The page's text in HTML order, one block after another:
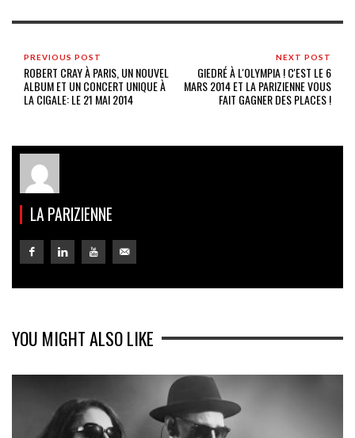
PREVIOUS POST
ROBERT CRAY À PARIS, UN NOUVEL
ALBUM ET UN CONCERT UNIQUE À
LA CIGALE: LE 21 MAI 2014
NEXT POST
GIEDRÉ À L'OLYMPIA ! C'EST LE 6
MARS 2014 ET LA PARIZIENNE VOUS
FAIT GAGNER DES PLACES !
LA PARIZIENNE
YOU MIGHT ALSO LIKE